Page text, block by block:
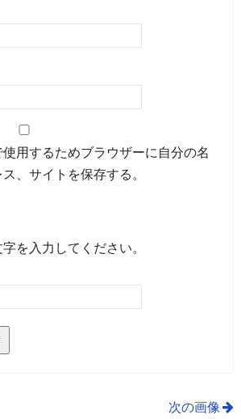
用するためブラウザーに自分の名
、サイトを保存する。
を入力してください。
次の画像